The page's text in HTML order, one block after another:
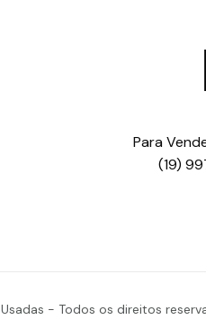
Para
(19)
- Todos os direitos